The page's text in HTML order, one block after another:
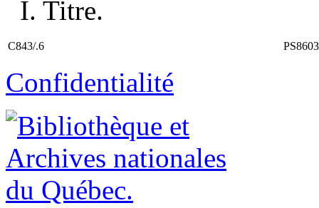
I. Titre.
C843/.6
Confidentialité